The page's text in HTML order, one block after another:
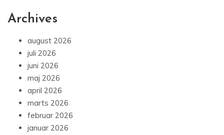
Archives
august 2026
juli 2026
juni 2026
maj 2026
april 2026
marts 2026
februar 2026
januar 2026